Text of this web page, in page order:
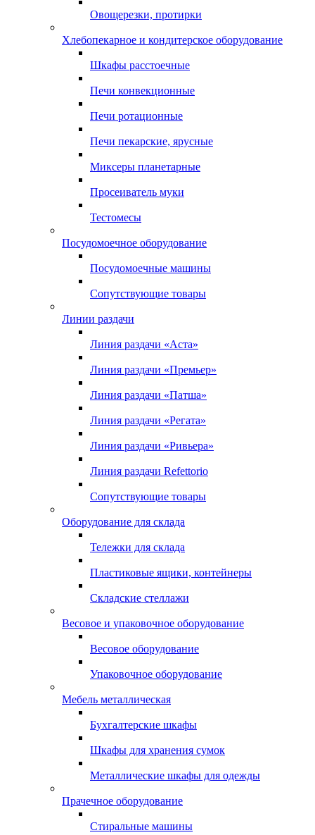
Овощерезки, протирки
Хлебопекарное и кондитерское оборудование
Шкафы расстоечные
Печи конвекционные
Печи ротационные
Печи пекарские, ярусные
Миксеры планетарные
Просеиватель муки
Тестомесы
Посудомоечное оборудование
Посудомоечные машины
Сопутствующие товары
Линии раздачи
Линия раздачи «Аста»
Линия раздачи «Премьер»
Линия раздачи «Патша»
Линия раздачи «Регата»
Линия раздачи «Ривьера»
Линия раздачи Refettorio
Сопутствующие товары
Оборудование для склада
Тележки для склада
Пластиковые ящики, контейнеры
Складские стеллажи
Весовое и упаковочное оборудование
Весовое оборудование
Упаковочное оборудование
Мебель металлическая
Бухгалтерские шкафы
Шкафы для хранения сумок
Металлические шкафы для одежды
Прачечное оборудование
Стиральные машины